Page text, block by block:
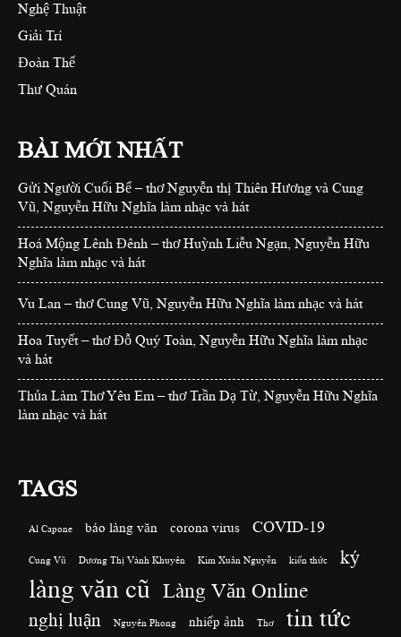
Nghệ Thuật
Giải Trí
Đoàn Thể
Thư Quán
BÀI MỚI NHẤT
Gửi Người Cuối Bể – thơ Nguyễn thị Thiên Hương và Cung
Vũ, Nguyễn Hữu Nghĩa làm nhạc và hát
Hoá Mộng Lênh Đênh – thơ Huỳnh Liễu Ngạn, Nguyễn Hữu
Nghĩa làm nhạc và hát
Vu Lan – thơ Cung Vũ, Nguyễn Hữu Nghĩa làm nhạc và hát
Hoa Tuyết – thơ Đỗ Quý Toàn, Nguyễn Hữu Nghĩa làm nhạc
và hát
Thủa Làm Thơ Yêu Em – thơ Trần Dạ Từ, Nguyễn Hữu Nghĩa
làm nhạc và hát
TAGS
Al Capone báo làng văn corona virus COVID-19
Cung Vũ Dương Thị Vành Khuyên Kim Xuân Nguyễn kiến thức ký
làng văn cũ Làng Văn Online
nghị luận Nguyên Phong nhiếp ảnh Thơ tin tức